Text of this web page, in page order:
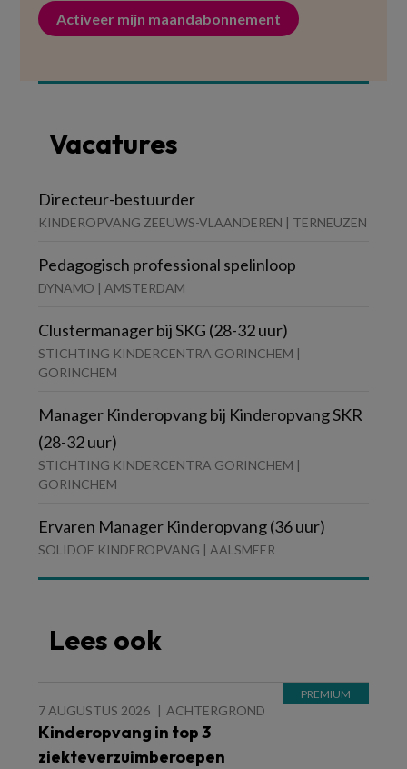
Activeer mijn maandabonnement
Vacatures
Directeur-bestuurder
KINDEROPVANG ZEEUWS-VLAANDEREN | TERNEUZEN
Pedagogisch professional spelinloop
DYNAMO | AMSTERDAM
Clustermanager bij SKG (28-32 uur)
STICHTING KINDERCENTRA GORINCHEM |
GORINCHEM
Manager Kinderopvang bij Kinderopvang SKR
(28-32 uur)
STICHTING KINDERCENTRA GORINCHEM |
GORINCHEM
Ervaren Manager Kinderopvang (36 uur)
SOLIDOE KINDEROPVANG | AALSMEER
Lees ook
7 AUGUSTUS 2026 ACHTERGROND
Kinderopvang in top 3
ziekteverzuimberoepen